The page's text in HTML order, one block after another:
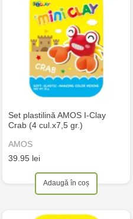
Set plastilină AMOS I-Clay
Crab (4 cul.x7,5 gr.)
AMOS
39.95 lei
Adaugă în coș